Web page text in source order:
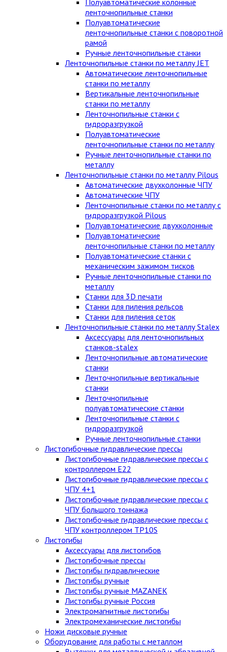
ленточнопильные станки
Полуавтоматические
ленточнопильные станки с поворотной
рамой
Ручные ленточнопильные станки
Ленточнопильные станки по металлу JET
Автоматические ленточнопильные
станки по металлу
Вертикальные ленточнопильные
станки по металлу
Ленточнопильные станки с
гидроразгрузкой
Полуавтоматические
ленточнопильные станки по металлу
Ручные ленточнопильные станки по
металлу
Ленточнопильные станки по металлу Pilous
Автоматические двухколонные ЧПУ
Автоматические ЧПУ
Ленточнопильные станки по металлу с
гидроразгрузкой Pilous
Полуавтоматические двухколонные
Полуавтоматические
ленточнопильные станки по металлу
Полуавтоматические станки с
механическим зажимом тисков
Ручные ленточнопильные станки по
металлу
Станки для 3D печати
Станки для пиления рельсов
Станки для пиления сеток
Ленточнопильные станки по металлу Stalex
Аксессуары для ленточнопильных
станков-stalex
Ленточнопильные автоматические
станки
Ленточнопильные вертикальные
станки
Ленточнопильные
полуавтоматические станки
Ленточнопильные станки с
гидроразгрузкой
Ручные ленточнопильные станки
Листогибочные гидравлические прессы
Листогибочные гидравлические прессы с
контроллером E22
Листогибочные гидравлические прессы с
ЧПУ 4+1
Листогибочные гидравлические прессы с
ЧПУ большого тоннажа
Листогибочные гидравлические прессы с
ЧПУ контроллером TP10S
Листогибы
Аксессуары для листогибов
Листогибочные прессы
Листогибы гидравлические
Листогибы ручные
Листогибы ручные MAZANEK
Листогибы ручные Россия
Электромагнитные листогибы
Электромеханические листогибы
Ножи дисковые ручные
Оборудование для работы с металлом